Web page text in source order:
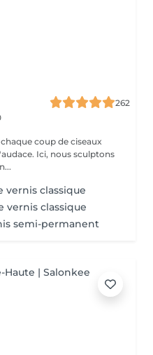
262
coup de ciseaux
Ici, nous sculptons
vernis classique
vernis classique
semi-permanent